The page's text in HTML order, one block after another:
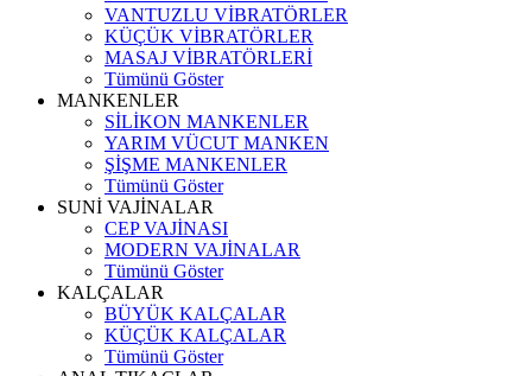
VANTUZLU VİBRATÖRLER
KÜÇÜK VİBRATÖRLER
MASAJ VİBRATÖRLERİ
Tümünü Göster
MANKENLER
SİLİKON MANKENLER
YARIM VÜCUT MANKEN
ŞİŞME MANKENLER
Tümünü Göster
SUNİ VAJİNALAR
CEP VAJİNASI
MODERN VAJİNALAR
Tümünü Göster
KALÇALAR
BÜYÜK KALÇALAR
KÜÇÜK KALÇALAR
Tümünü Göster